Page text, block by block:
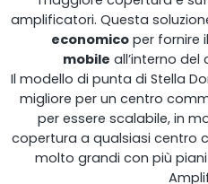
amplificatori. Questa
economicoper fornire il
mobile all’interno
Il modello di punta di Stella
migliore per un centro
per essere scalabile, in
copertura a qualsiasi centro
molto grandi con più